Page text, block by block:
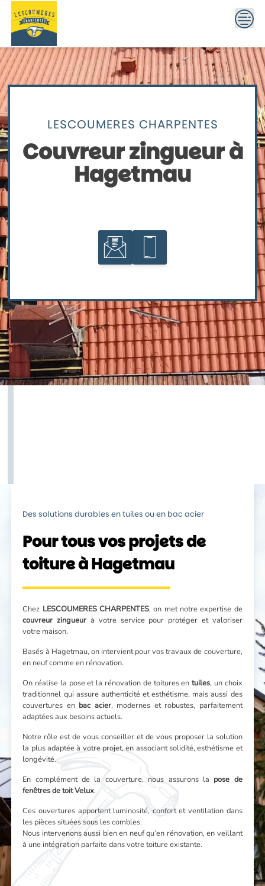
Skip
content
LESCOUMERES CHARPENTES
Couvreur zingueur à
Hagetmau
Des solutions durables en tuiles ou en bac acier
Pour tous vos projets de
toiture à Hagetmau
Chez LESCOUMERES CHARPENTES, on met notre expertise de
couvreur zingueur à votre service pour protéger et valoriser
votre maison.
Basés à Hagetmau, on intervient pour vos travaux de couverture,
en neuf comme en rénovation.
On réalise la pose et la rénovation de toitures entuiles, un choix
traditionnel qui assure authenticité et esthétisme, mais aussi des
couvertures en bac acier, modernes et robustes, parfaitement
adaptées aux besoins actuels.
Notre rôle est de vous conseiller et de vous proposer la solution
la plus adaptée à votre projet, en associant solidité, esthétisme et
longévité.
En complément de la couverture, nous assurons la pose de
fenêtres de toit Velux.
Ces ouvertures apportent luminosité, confort et ventilation dans
les pièces situées sous les combles.
Nous intervenons aussi bien en neuf qu’en rénovation, en veillant
à une intégration parfaite dans votre toiture existante.